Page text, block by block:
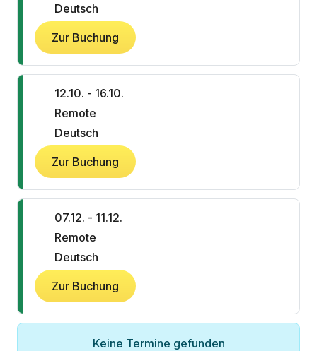
Deutsch
Zur Buchung
12.10. - 16.10.
Remote
Deutsch
Zur Buchung
07.12. - 11.12.
Remote
Deutsch
Zur Buchung
Keine Termine gefunden